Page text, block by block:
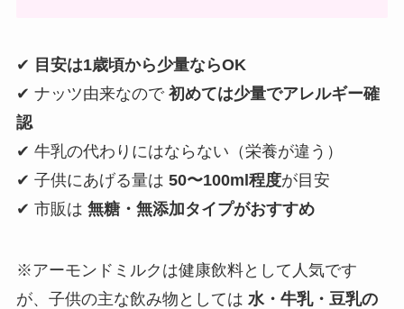
✔ 目安は1歳頃から少量ならOK
✔ ナッツ由来なので 初めては少量でアレルギー確
認
✔ 牛乳の代わりにはならない（栄養が違う）
✔ 子供にあげる量は 50〜100ml程度が目安
✔ 市販は 無糖・無添加タイプがおすすめ
※アーモンドミルクは健康飲料として人気です
が、子供の主な飲み物としては 水・牛乳・豆乳の